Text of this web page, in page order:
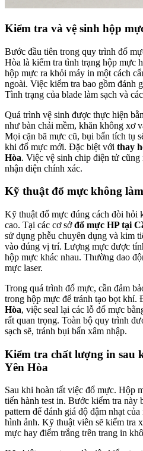
Kiểm tra và vệ sinh hộp
Bước đầu tiên trong quy trình đổ
Hòa là kiểm tra tình trạng hộp mực
hộp mực ra khỏi máy in một cách
ngoài. Việc kiểm tra bao gồm đánh
Tình trạng của blade làm sạch và
Quá trình vệ sinh được thực hiện
như bàn chải mềm, khăn không xơ
Mọi cặn bã mực cũ, bụi bẩn tích tụ
khi đổ mực mới. Đặc biệt với thay
Hòa. Việc vệ sinh chip điện tử cũng
nhận diện chính xác.
Kỹ thuật đổ mực không
Kỹ thuật đổ mực đúng cách đòi hỏi
cao. Tại các cơ sởđổ mực HP tại
sử dụng phễu chuyên dụng và kim
vào đúng vị trí. Lượng mực được
hộp mực khác nhau. Thường dao
mực laser.
Trong quá trình đổ mực, cần đảm
trong hộp mực để tránh tạo bọt khí.
Hòa, việc seal lại các lỗ đổ mực
rất quan trọng. Toàn bộ quy trình
sạch sẽ, tránh bụi bẩn xâm nhập.
Kiểm tra chất lượng in sau
Yên Hòa
Sau khi hoàn tất việc đổ mực. Hộp
tiến hành test in. Bước kiểm tra này
pattern để đánh giá độ đậm nhạt
hình ảnh. Kỹ thuật viên sẽ kiểm tra
mực hay điểm trắng trên trang in